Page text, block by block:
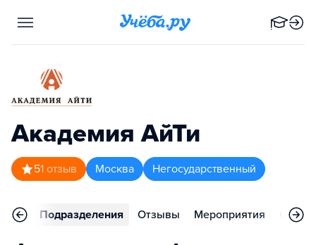
Академия АйТи
51 отзыв Москва Негосударственный
Подразделения Отзывы Мероприятия Статьи